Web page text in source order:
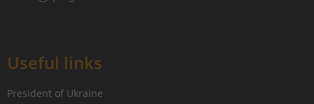
Useful links
President of Ukraine